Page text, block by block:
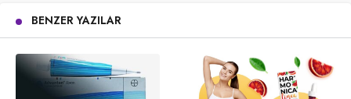
BENZER YAZILAR